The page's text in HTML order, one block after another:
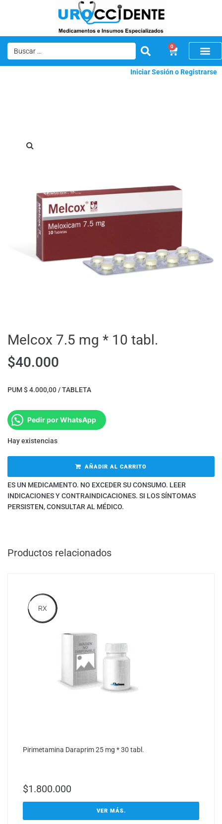
0
Iniciar Sesión o Registrarse
Melcox 7.5 mg * 10 tabl.
$40.000
PUM $ 4.000,00 / TABLETA
Pedir por WhatsApp
Hay existencias
AÑADIR AL CARRITO
ES UN MEDICAMENTO. NO EXCEDER SU CONSUMO. LEER
INDICACIONES Y CONTRAINDICACIONES. SI LOS SÍNTOMAS
PERSISTEN, CONSULTAR AL MÉDICO.
Productos relacionados
RX
Pirimetamina Daraprim 25 mg * 30 tabl.
$1.800.000
VER MÁS.